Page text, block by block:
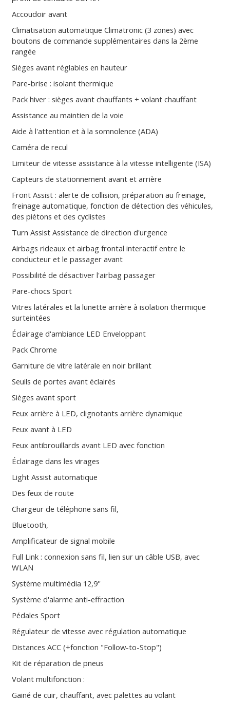
Accoudoir avant
Climatisation automatique Climatronic (3 zones) avec
boutons de commande supplémentaires dans la 2ème
rangée
Sièges avant réglables en hauteur
Pare-brise : isolant thermique
Pack hiver : sièges avant chauffants + volant chauffant
Assistance au maintien de la voie
Aide à l'attention et à la somnolence (ADA)
Caméra de recul
Limiteur de vitesse assistance à la vitesse intelligente (ISA)
Capteurs de stationnement avant et arrière
Front Assist : alerte de collision, préparation au freinage,
freinage automatique, fonction de détection des véhicules,
des piétons et des cyclistes
Turn Assist Assistance de direction d'urgence
Airbags rideaux et airbag frontal interactif entre le
conducteur et le passager avant
Possibilité de désactiver l'airbag passager
Pare-chocs Sport
Vitres latérales et la lunette arrière à isolation thermique
surteintées
Éclairage d'ambiance LED Enveloppant
Pack Chrome
Garniture de vitre latérale en noir brillant
Seuils de portes avant éclairés
Sièges avant sport
Feux arrière à LED, clignotants arrière dynamique
Feux avant à LED
Feux antibrouillards avant LED avec fonction
Éclairage dans les virages
Light Assist automatique
Des feux de route
Chargeur de téléphone sans fil,
Bluetooth,
Amplificateur de signal mobile
Full Link : connexion sans fil, lien sur un câble USB, avec
WLAN
Système multimédia 12,9''
Système d'alarme anti-effraction
Pédales Sport
Régulateur de vitesse avec régulation automatique
Distances ACC (+fonction "Follow-to-Stop")
Kit de réparation de pneus
Volant multifonction :
Gainé de cuir, chauffant, avec palettes au volant